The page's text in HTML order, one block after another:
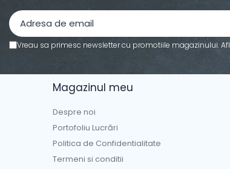
STICKERE CRĂCIUN
STICKERE CU ANIMALE
STICKERE PENTRU CAPOTA
STICKERE PENTRU LATERALE
STICKERE PRAGURI
Vreau sa primesc newsletter cu promotiile magazinului.
Magazinul meu
Despre noi
Portofoliu Lucrări
Politica de Confidentialitate
Termeni si conditii